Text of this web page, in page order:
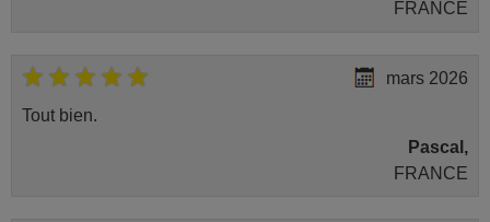
FRANCE
mars 2026
Tout bien.
Pascal,
FRANCE